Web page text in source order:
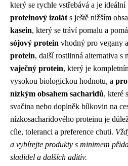
který se rychle vstřebává a je
proteinový izolát s ještě nižším
kasein, který se tráví pomalu a
sójový protein vhodný pro vegany
protein, další rostlinná alternativa s
vaječný protein, který je
vysokou biologickou hodnotu, a
nízkým obsahem sacharidů, které
svačina nebo doplněk bílkovin na
nízkosacharidového proteinu je
cíle, toleranci a preference chuti.
a vybírejte produkty s minimem
sladidel a dalších aditiv.